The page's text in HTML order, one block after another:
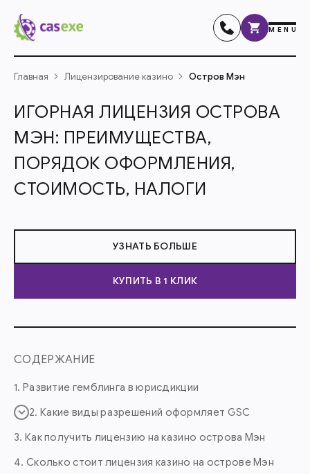
MENU
Главная Лицензирование казино Остров Мэн
ИГОРНАЯ ЛИЦЕНЗИЯ ОСТРОВА
МЭН: ПРЕИМУЩЕСТВА,
ПОРЯДОК ОФОРМЛЕНИЯ,
СТОИМОСТЬ, НАЛОГИ
УЗНАТЬ БОЛЬШЕ
КУПИТЬ В 1 КЛИК
СОДЕРЖАНИЕ
1. Развитие гемблинга в юрисдикции
2. Какие виды разрешений оформляет GSC
3. Как получить лицензию на казино острова Мэн
4. Сколько стоит лицензия казино на острове Мэн